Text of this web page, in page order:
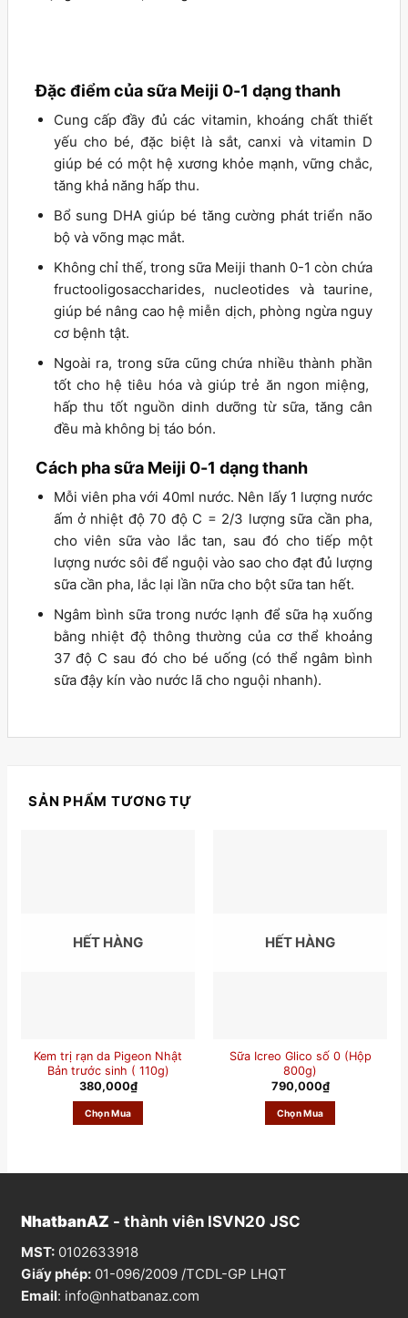
Đặc điểm của sữa Meiji 0-1 dạng thanh
Cung cấp đầy đủ các vitamin, khoáng chất thiết
yếu cho bé, đặc biệt là sắt, canxi và vitamin D
giúp bé có một hệ xương khỏe mạnh, vững chắc,
tăng khả năng hấp thu.
Bổ sung DHA giúp bé tăng cường phát triển não
bộ và võng mạc mắt.
Không chỉ thế, trong sữa Meiji thanh 0-1 còn chứa
fructooligosaccharides, nucleotides và taurine,
giúp bé nâng cao hệ miễn dịch, phòng ngừa nguy
cơ bệnh tật.
Ngoài ra, trong sữa cũng chứa nhiều thành phần
tốt cho hệ tiêu hóa và giúp trẻ ăn ngon miệng,
hấp thu tốt nguồn dinh dưỡng từ sữa, tăng cân
đều mà không bị táo bón.
Cách pha sữa Meiji 0-1 dạng thanh
Mỗi viên pha với 40ml nước. Nên lấy 1 lượng nước
ấm ở nhiệt độ 70 độ C = 2/3 lượng sữa cần pha,
cho viên sữa vào lắc tan, sau đó cho tiếp một
lượng nước sôi để nguội vào sao cho đạt đủ lượng
sữa cần pha, lắc lại lần nữa cho bột sữa tan hết.
Ngâm bình sữa trong nước lạnh để sữa hạ xuống
bằng nhiệt độ thông thường của cơ thể khoảng
37 độ C sau đó cho bé uống (có thể ngâm bình
sữa đậy kín vào nước lã cho nguội nhanh).
SẢN PHẨM TƯƠNG TỰ
HẾT HÀNG
Kem trị rạn da Pigeon Nhật
Bản trước sinh ( 110g)
380,000₫
Chọn Mua
HẾT HÀNG
Sữa Icreo Glico số 0 (Hộp
800g)
790,000₫
Chọn Mua
NhatbanAZ - thành viên ISVN20 JSC
MST: 0102633918
Giấy phép: 01-096/2009 /TCDL-GP LHQT
Email: info@nhatbanaz.com